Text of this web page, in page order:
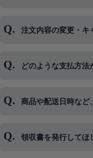
◆下記ページより、
注文内容の変更・キ
◆即日発送を行なっ
※発送後、発送準備
どのような支払方法
◆代金引換・クレジ
商品や配送日時など
◆商品発送前の変更
領収書を発行してほ